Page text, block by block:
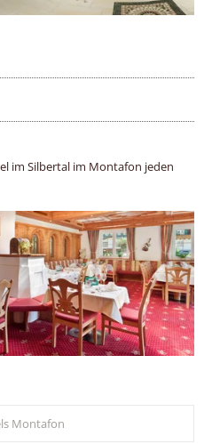
im Silbertal im Montafon jeden
Montafon